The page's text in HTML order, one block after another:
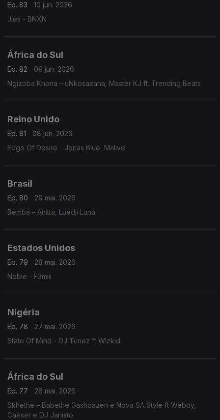
Ep. 83
10 jun. 2026
Jies - BNXN
África do Sul
Ep. 82
09 jun. 2026
Ngizoba Khona – uNkosazana, Master KJ ft. Trending Beats
Reino Unido
Ep. 81
08 jun. 2026
Edge Of Desire - Jonas Blue, Malive
Brasil
Ep. 80
29 mai. 2026
Bemba – Anitta, Luedji Luna
Estados Unidos
Ep. 79
28 mai. 2026
Noble - F3miii
Nigéria
Ep. 78
27 mai. 2026
State Of Mind - DJ Tunez ft Wizkid
África do Sul
Ep. 77
26 mai. 2026
Skhethe – Babethe Gashoazen e Nova SA Style ft Weboy,
Caeser e DJ Janisto